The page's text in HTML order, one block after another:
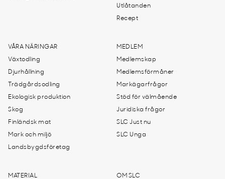
Utlåtanden
Recept
VÅRA NÄRINGAR
Växtodling
Djurhållning
Trädgårdsodling
Ekologisk produktion
Skog
Finländsk mat
Mark och miljö
Landsbygdsföretag
MEDLEM
Medlemskap
Medlemsförmåner
Markägarfrågor
Stöd för välmående
Juridiska frågor
SLC Just nu
SLC Unga
MATERIAL OM SLC